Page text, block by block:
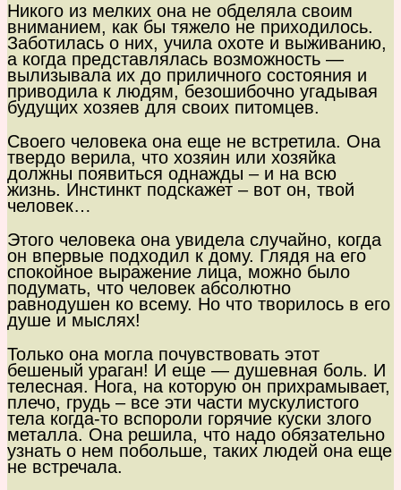
Никого из мелких она не обделяла своим
вниманием, как бы тяжело не приходилось.
Заботилась о них, учила охоте и выживанию,
а когда представлялась возможность —
вылизывала их до приличного состояния и
приводила к людям, безошибочно угадывая
будущих хозяев для своих питомцев.
Своего человека она еще не встретила. Она
твердо верила, что хозяин или хозяйка
должны появиться однажды – и на всю
жизнь. Инстинкт подскажет – вот он, твой
человек…
Этого человека она увидела случайно, когда
он впервые подходил к дому. Глядя на его
спокойное выражение лица, можно было
подумать, что человек абсолютно
равнодушен ко всему. Но что творилось в его
душе и мыслях!
Только она могла почувствовать этот
бешеный ураган! И еще — душевная боль. И
телесная. Нога, на которую он прихрамывает,
плечо, грудь – все эти части мускулистого
тела когда-то вспороли горячие куски злого
металла. Она решила, что надо обязательно
узнать о нем побольше, таких людей она еще
не встречала.